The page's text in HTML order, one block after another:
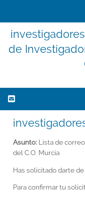
de
Asunto: Lista de
del C.O. Murcia
Has solicitado darte
Para confirmar tu